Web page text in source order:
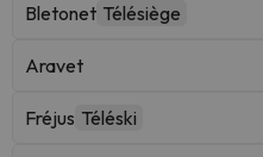
Bletonet Télésiège
Aravet
Fréjus Téléski